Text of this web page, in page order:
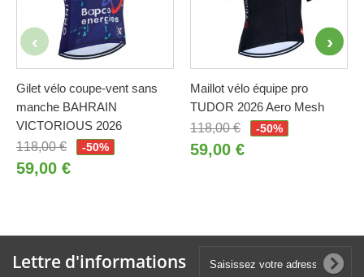
Gilet vélo coupe-vent sans
manche BAHRAIN
VICTORIOUS 2026
118,00 €
-50%
59,00 €
Maillot vélo équipe pro
TUDOR 2026 Aero Mesh
118,00 €
-50%
59,00 €
Lettre d'informations